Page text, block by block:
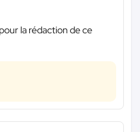
la rédaction de ce